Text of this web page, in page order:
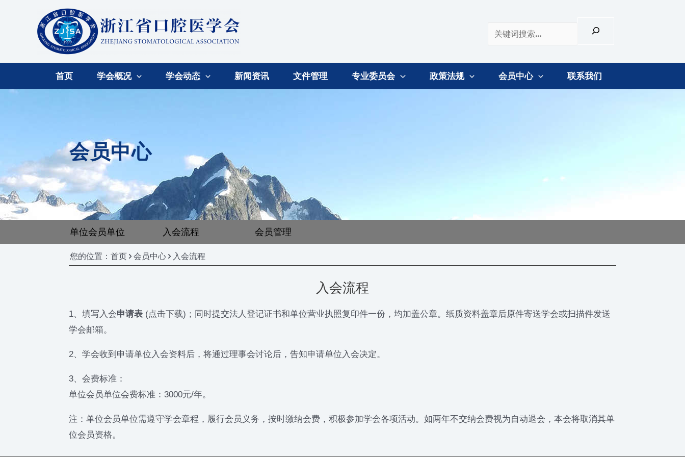
首页 学会概况 学会动态 新闻资讯 文件管理 专业委员会 政策法规 会员中心 联系我们
会员中心
单位会员单位 入会流程 会员管理
您的位置：首页 > 会员中心 > 入会流程
入会流程
1、填写入会申请表 (点击下载)；同时提交法人登记证书和单位营业执照复印件一份，均加盖公章。纸质资料盖章后原件寄送学会或扫描件发送
学会邮箱。
2、学会收到申请单位入会资料后，将通过理事会讨论后，告知申请单位入会决定。
3、会费标准：
单位会员单位会费标准：3000元/年。
注：单位会员单位需遵守学会章程，履行会员义务，按时缴纳会费，积极参加学会各项活动。如两年不交纳会费视为自动退会，本会将取消其单
位会员资格。